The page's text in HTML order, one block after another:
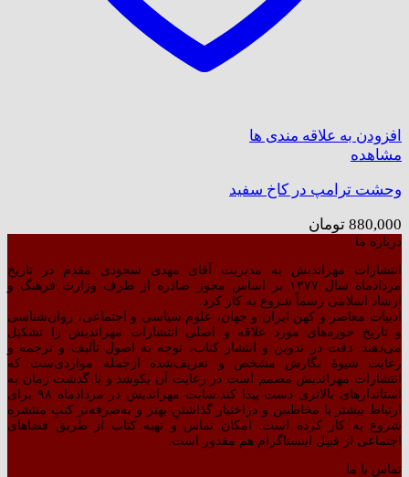
افزودن به علاقه مندی ها
مشاهده
وحشت ترامپ در کاخ سفید
880,000 تومان
درباره ما
انتشارات مهراندیش به مدیریت آقای مهدی سجودی مقدم در تاریخ
مردادماه سال ۱۳۷۷ بر اساس مجوز صادره از طرف وزارت فرهنگ و
ارشاد اسلامی رسماً شروع به کار کرد.
ادبیات معاصر و کهن ایران و جهان، علوم سیاسی و اجتماعی، روان‌شناسی
و تاریخ حوزه‌های مورد علاقه و اصلیِ انتشارات مهراندیش را تشکیل
می‌دهند. دقت در تدوین و انتشار کتاب،‌ توجه به اصول تألیف و ترجمه و
رعایت شیوهٔ نگارش مشخص و تعریف‌شده ازجمله مواردی‌ست که
انتشارات مهراندیش مصمم است در رعایت آن بکوشد و با گذشت زمان به
استاندارهای بالاتری دست پیدا کند.سایت مهراندیش در مردادماه ۹۸ برای
ارتباط بیشتر با مخاطبین و دراختیار گذاشتنِ بهتر و به‌صرفه‌تر کتبِ منتشره
شروع به کار کرده است. امکان تماس و تهیه کتاب از طریق فضاهای
اجتماعی از قبیل اینستاگرام هم مقدور است.
تماس با ما